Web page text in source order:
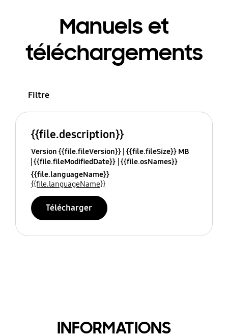
Manuels et
téléchargements
Filtre
{{file.description}}
Version {{file.fileVersion}} {{file.fileSize}} MB
{{file.fileModifiedDate}} {{file.osNames}}
{{file.languageName}}
{{file.languageName}}
Télécharger
INFORMATIONS